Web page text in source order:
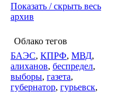
Показать / скрыть весь
архив
Облако тегов
БАЭС, КПРФ, МВД,
алиханов, беспредел,
выборы, газета,
губернатор, гурьевск,